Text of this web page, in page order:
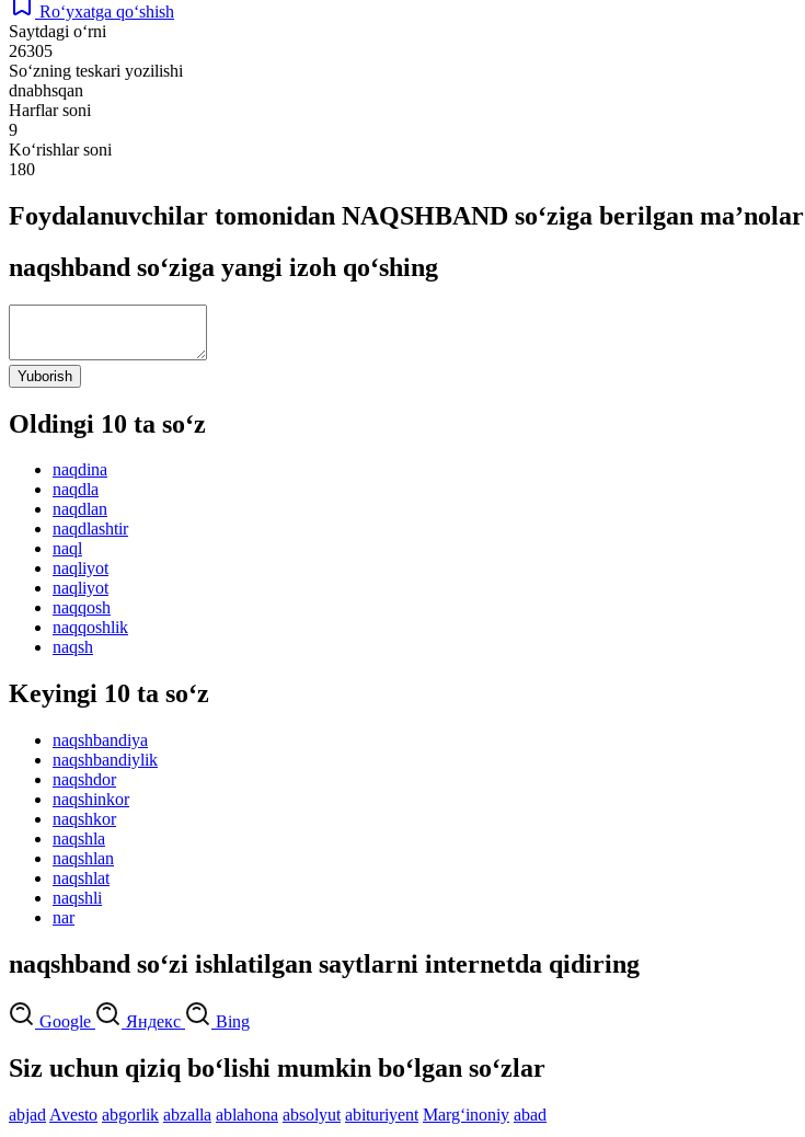
Ro‘yxatga qo‘shish
Saytdagi o‘rni
26305
So‘zning teskari yozilishi
dnabhsqan
Harflar soni
9
Ko‘rishlar soni
180
Foydalanuvchilar tomonidan NAQSHBAND so‘ziga berilgan ma’nolar
naqshband so‘ziga yangi izoh qo‘shing
Yuborish
Oldingi 10 ta so‘z
naqdina
naqdla
naqdlan
naqdlashtir
naql
naqliyot
naqliyot
naqqosh
naqqoshlik
naqsh
Keyingi 10 ta so‘z
naqshbandiya
naqshbandiylik
naqshdor
naqshinkor
naqshkor
naqshla
naqshlan
naqshlat
naqshli
nar
naqshband so‘zi ishlatilgan saytlarni internetda qidiring
Google Яндекс Bing
Siz uchun qiziq bo‘lishi mumkin bo‘lgan so‘zlar
abjad Avesto abgorlik abzalla ablahona absolyut abituriyent Marg‘inoniy abad